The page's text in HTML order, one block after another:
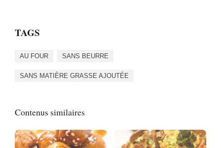
TAGS
AU FOUR SANS BEURRE
SANS MATIÈRE GRASSE AJOUTÉE
Contenus similaires